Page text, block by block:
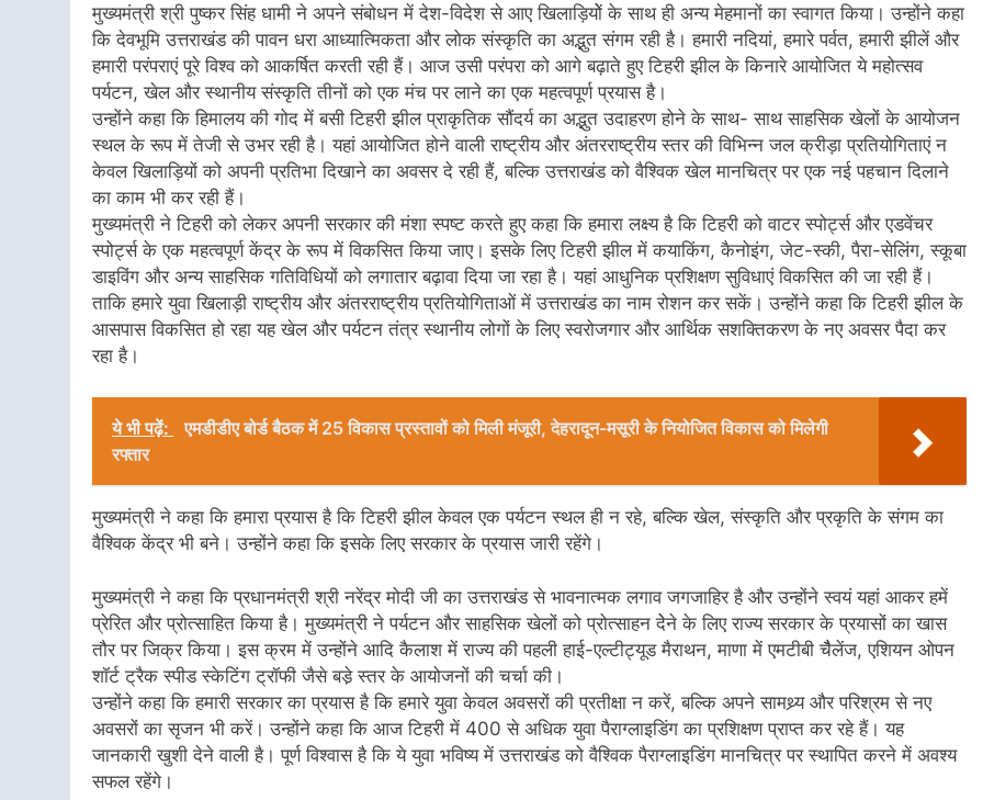
मुख्यमंत्री श्री पुष्कर सिंह धामी ने अपने संबोधन में देश-विदेश से आए खिलाड़ियोें के साथ ही अन्य मेहमानों का स्वागत किया। उन्होंने कहा
कि देवभूमि उत्तराखंड की पावन धरा आध्यात्मिकता और लोक संस्कृति का अद्भुत संगम रही है। हमारी नदियां, हमारे पर्वत, हमारी झीलें और
हमारी परंपराएं पूरे विश्व को आकर्षित करती रही हैं। आज उसी परंपरा को आगे बढ़ाते हुए टिहरी झील के किनारे आयोजित ये महोत्सव
पर्यटन, खेल और स्थानीय संस्कृति तीनों को एक मंच पर लाने का एक महत्वपूर्ण प्रयास है।
उन्होंने कहा कि हिमालय की गोद में बसी टिहरी झील प्राकृतिक सौंदर्य का अद्भुत उदाहरण होने के साथ- साथ साहसिक खेलों के आयोजन
स्थल के रूप में तेजी से उभर रही है। यहां आयोजित होने वाली राष्ट्रीय और अंतरराष्ट्रीय स्तर की विभिन्न जल क्रीड़ा प्रतियोगिताएं न
केवल खिलाड़ियों को अपनी प्रतिभा दिखाने का अवसर दे रही हैं, बल्कि उत्तराखंड को वैश्विक खेल मानचित्र पर एक नई पहचान दिलाने
का काम भी कर रही हैं।
मुख्यमंत्री ने टिहरी को लेकर अपनी सरकार की मंशा स्पष्ट करते हुए कहा कि हमारा लक्ष्य है कि टिहरी को वाटर स्पोर्ट्स और एडवेंचर
स्पोर्ट्स के एक महत्वपूर्ण केंद्र के रूप में विकसित किया जाए। इसके लिए टिहरी झील में कयाकिंग, कैनोइंग, जेट-स्की, पैरा-सेलिंग, स्कूबा
डाइविंग और अन्य साहसिक गतिविधियों को लगातार बढ़ावा दिया जा रहा है। यहां आधुनिक प्रशिक्षण सुविधाएं विकसित की जा रही हैं।
ताकि हमारे युवा खिलाड़ी राष्ट्रीय और अंतरराष्ट्रीय प्रतियोगिताओं में उत्तराखंड का नाम रोशन कर सकें। उन्होंने कहा कि टिहरी झील के
आसपास विकसित हो रहा यह खेल और पर्यटन तंत्र स्थानीय लोगों के लिए स्वरोजगार और आर्थिक सशक्तिकरण के नए अवसर पैदा कर
रहा है।
ये भी पढ़ें:
एमडीडीए बोर्ड बैठक में 25 विकास प्रस्तावों को मिली मंजूरी, देहरादून-मसूरी के नियोजित विकास को मिलेगी
रफ्तार
मुख्यमंत्री ने कहा कि हमारा प्रयास है कि टिहरी झील केवल एक पर्यटन स्थल ही न रहे, बल्कि खेल, संस्कृति और प्रकृति के संगम का
वैश्विक केंद्र भी बने। उन्होंने कहा कि इसके लिए सरकार के प्रयास जारी रहेंगे।
मुख्यमंत्री ने कहा कि प्रधानमंत्री श्री नरेंद्र मोदी जी का उत्तराखंड से भावनात्मक लगाव जगजाहिर है और उन्होंने स्वयं यहां आकर हमें
प्रेरित और प्रोत्साहित किया है। मुख्यमंत्री ने पर्यटन और साहसिक खेलों को प्रोत्साहन देेने के लिए राज्य सरकार के प्रयासों का खास
तौर पर जिक्र किया। इस क्रम में उन्होंने आदि कैलाश में राज्य की पहली हाई-एल्टीट्यूड मैराथन, माणा में एमटीबी चैैलेंज, एशियन ओपन
शॉर्ट ट्रैक स्पीड स्केटिंग ट्रॉफी जैसे बडे़ स्तर के आयोजनों की चर्चा की।
उन्होंने कहा कि हमारी सरकार का प्रयास है कि हमारे युवा केवल अवसरों की प्रतीक्षा न करें, बल्कि अपने सामथ्र्य और परिश्रम से नए
अवसरों का सृजन भी करें। उन्होंने कहा कि आज टिहरी में 400 से अधिक युवा पैराग्लाइडिंग का प्रशिक्षण प्राप्त कर रहे हैं। यह
जानकारी खुशी देने वाली है। पूर्ण विश्वास है कि ये युवा भविष्य में उत्तराखंड को वैश्विक पैराग्लाइडिंग मानचित्र पर स्थापित करने में अवश्य
सफल रहेंगे।